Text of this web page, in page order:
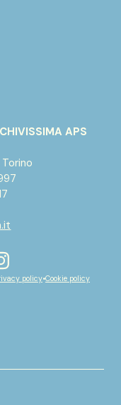
APS
policy•Cookie policy